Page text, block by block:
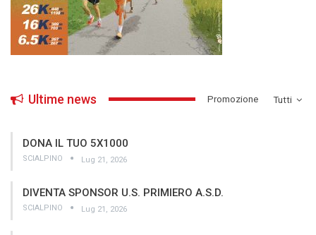
Tutti
Ultime news ­Promozione
DONA IL TUO 5X1000
SCIALPINO Lug 21, 2026
DIVENTA SPONSOR U.S. PRIMIERO A.S.D.
SCIALPINO Lug 21, 2026